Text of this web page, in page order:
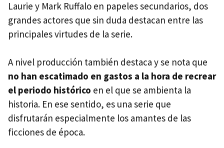
Laurie y Mark Ruffalo en papeles secundarios, dos
grandes actores que sin duda destacan entre las
principales virtudes de la serie.
A nivel producción también destaca y se nota que
no han escatimado en gastos a la hora de recrear
el periodo histórico en el que se ambienta la
historia. En ese sentido, es una serie que
disfrutarán especialmente los amantes de las
ficciones de época.